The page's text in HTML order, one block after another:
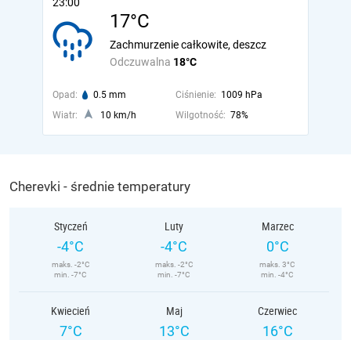
17°C
Odczuwalna 18°C
Zachmurzenie całkowite, deszcz
Opad: 0.5 mm Ciśnienie: 1009 hPa
Wiatr:
10 km/h Wilgotność: 78%
Cherevki - średnie temperatury
Styczeń
-4°C
maks. -2°C
min. -7°C
Luty
-4°C
maks. -2°C
min. -7°C
Marzec
0°C
maks. 3°C
min. -4°C
Kwiecień
7°C
Maj
13°C
Czerwiec
16°C